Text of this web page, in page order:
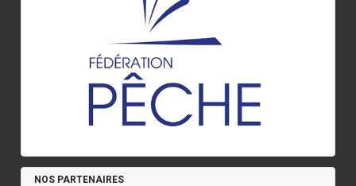
NOS PARTENAIRES